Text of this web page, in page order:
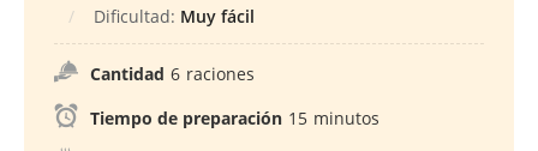
Dificultad: Muy fácil
Cantidad 6 raciones
Tiempo de preparación 15 minutos